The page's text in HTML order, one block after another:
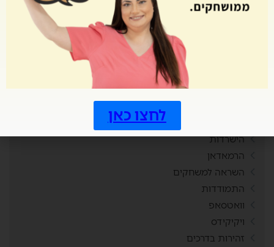
גרפים
הוראה מותאמת חשבון
הוראה מותאמת קריאה
הישרדות
הרמאדאן
השראה למשחקים
התמודדות
וואטסאפ
ויקיקידס
זהירות בדרכים
לחצו כאן